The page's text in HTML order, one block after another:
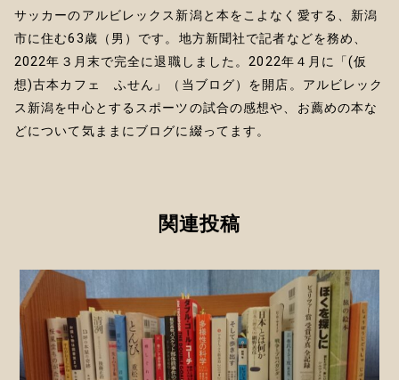
サッカーのアルビレックス新潟と本をこよなく愛する、新潟
市に住む63歳（男）です。地方新聞社で記者などを務め、
2022年３月末で完全に退職しました。2022年４月に「(仮
想)古本カフェ ふせん」（当ブログ）を開店。アルビレック
ス新潟を中心とするスポーツの試合の感想や、お薦めの本な
どについて気ままにブログに綴ってます。
関連投稿